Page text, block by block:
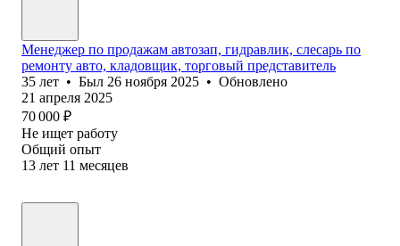
Менеджер по продажам автозап, гидравлик, слесарь по
ремонту авто, кладовщик, торговый представитель
35 лет • Был 26 ноября 2025 • Обновлено
21 апреля 2025
70 000 ₽
Не ищет работу
Общий опыт
13 лет 11 месяцев